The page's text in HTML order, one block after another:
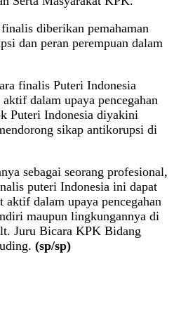
diberikan pemahaman
dan peran perempuan dalam
finalis Puteri Indonesia
dalam upaya pencegahan
Puteri Indonesia diyakini
sikap antikorupsi di
sebagai seorang profesional,
puteri Indonesia ini dapat
dalam upaya pencegahan
maupun lingkungannya di
Juru Bicara KPK Bidang
(sp/sp)